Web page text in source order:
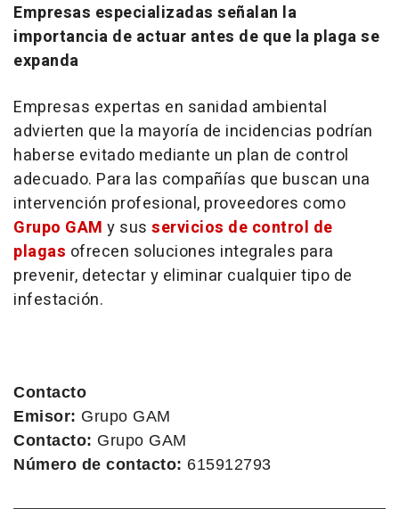
Empresas especializadas señalan la
importancia de actuar antes de que la plaga se
expanda
Empresas expertas en sanidad ambiental
advierten que la mayoría de incidencias podrían
haberse evitado mediante un plan de control
adecuado. Para las compañías que buscan una
intervención profesional, proveedores como
Grupo GAM y sus servicios de control de
plagas ofrecen soluciones integrales para
prevenir, detectar y eliminar cualquier tipo de
infestación.
Contacto
Emisor: Grupo GAM
Contacto: Grupo GAM
Número de contacto: 615912793